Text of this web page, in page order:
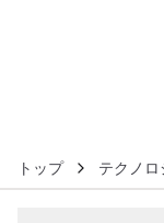
トップ テクノ